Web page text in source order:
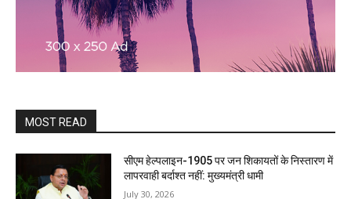
MOST READ
सीएम हेल्पलाइन-1905 पर जन शिकायतों के निस्तारण में
लापरवाही बर्दाश्त नहीं: मुख्यमंत्री धामी
July 30, 2026